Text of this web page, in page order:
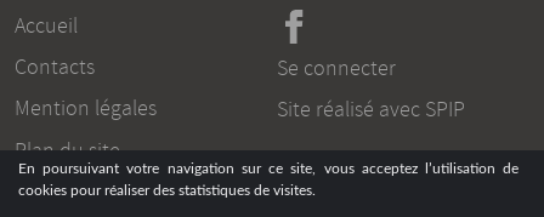
En poursuivant votre navigation sur ce site, vous acceptez l’utilisation de
cookies pour réaliser des statistiques de visites.
Accueil
Contacts
Mention légales
Plan du site
Se connecter
Site réalisé avec SPIP